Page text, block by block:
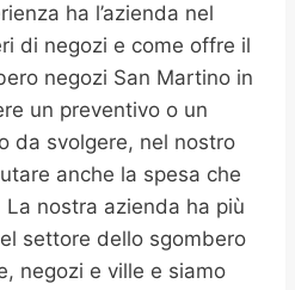
ha l’azienda nel
di negozi e come offre il
negozi San Martino in
un preventivo o un
da svolgere, nel nostro
anche la spesa che
nostra azienda ha più
settore dello sgombero
negozi e ville e siamo